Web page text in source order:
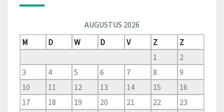
AUGUSTUS 2026
M
D W D V Z
Z
1
2
3
4 5 6 7 8
9
10
11 12 13 14 15
16
17
18 19 20 21 22 23